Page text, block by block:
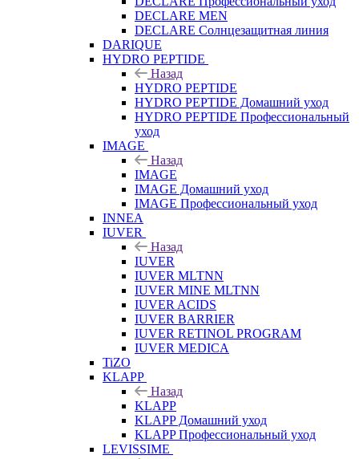
DECLARE MEN
DECLARE Солнцезащитная линия
DARIQUE
HYDRO PEPTIDE
Назад
HYDRO PEPTIDE
HYDRO PEPTIDE Домашний уход
HYDRO PEPTIDE Профессиональный
уход
IMAGE
Назад
IMAGE
IMAGE Домашний уход
IMAGE Профессиональный уход
INNEA
IUVER
Назад
IUVER
IUVER MLTNN
IUVER MINE MLTNN
IUVER ACIDS
IUVER BARRIER
IUVER RETINOL PROGRAM
IUVER MEDICA
TiZO
KLAPP
Назад
KLAPP
KLAPP Домашний уход
KLAPP Профессиональный уход
LEVISSIME